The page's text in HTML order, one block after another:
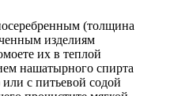
(толщина
изделиям
их в теплой
нашатырного спирта
с питьевой содой